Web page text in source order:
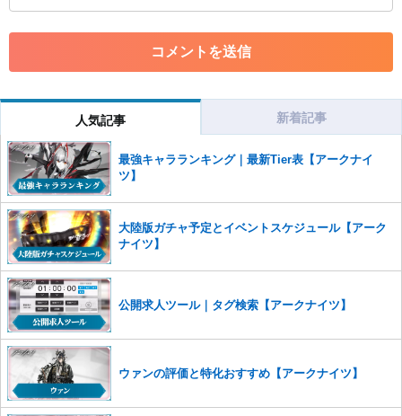
・アカウントの売買など金銭が絡む内容の投稿
・各ゲームのネタバレを含む内容の投稿
・その他、管理者が不適切と判断した投稿
だけますでしょうか。
※投稿内容を確認後、順次対応さ
せていただきます。ご了承ください。
※一度削除したコメントは復元ができませんのでご注意くだ
さい。
また、過度な利用規約の違反や、弊社に損害の及ぶ内容の書き込みがあ
った場合は、法的措置をとらせていただく場合もございますので、あら
かじめご理解くださいませ。
人気記事 新着記事
最強キャラランキング｜最新Tier表【アークナイ
ツ】
大陸版ガチャ予定とイベントスケジュール【アーク
ナイツ】
公開求人ツール｜タグ検索【アークナイツ】
ウァンの評価と特化おすすめ【アークナイツ】